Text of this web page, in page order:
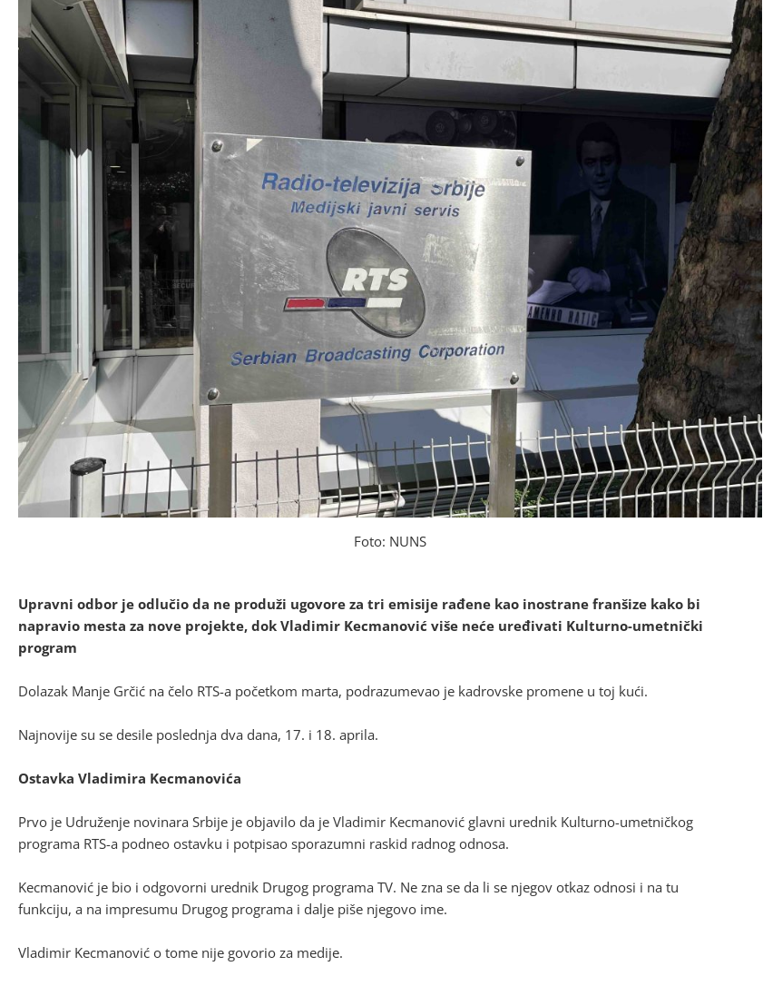
Foto: NUNS
Upravni odbor je odlučio da ne produži ugovore za tri emisije rađene kao inostrane franšize kako bi
napravio mesta za nove projekte, dok Vladimir Kecmanović više neće uređivati Kulturno-umetnički
program
Dolazak Manje Grčić na čelo RTS-a početkom marta, podrazumevao je kadrovske promene u toj kući.
Najnovije su se desile poslednja dva dana, 17. i 18. aprila.
Ostavka Vladimira Kecmanovića
Prvo je Udruženje novinara Srbije je objavilo da je Vladimir Kecmanović glavni urednik Kulturno-umetničkog
programa RTS-a podneo ostavku i potpisao sporazumni raskid radnog odnosa.
Kecmanović je bio i odgovorni urednik Drugog programa TV. Ne zna se da li se njegov otkaz odnosi i na tu
funkciju, a na impresumu Drugog programa i dalje piše njegovo ime.
Vladimir Kecmanović o tome nije govorio za medije.